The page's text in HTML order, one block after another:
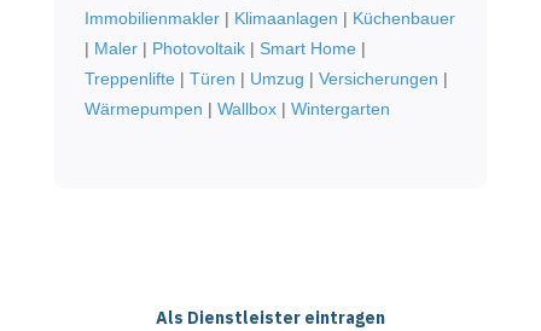
Immobilienmakler| Klimaanlagen | Küchenbauer
| Maler| Photovoltaik| Smart Home|
Treppenlifte| Türen | Umzug | Versicherungen |
Wärmepumpen | Wallbox| Wintergarten
Als Dienstleister eintragen